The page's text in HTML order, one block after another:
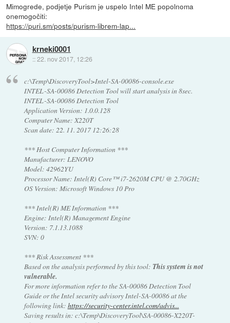
Mimogrede, podjetje Purism je uspelo Intel ME popolnoma
onemogočiti:
https://puri.sm/posts/purism-librem-lap...
krneki0001
::22. nov 2017, 12:26
c:\Temp\DiscoveryTool>Intel-SA-00086-console.exe
INTEL-SA-00086 Detection Tool will start analysis in 8sec.
INTEL-SA-00086 Detection Tool
Application Version: 1.0.0.128
Computer Name: X220T
Scan date: 22. 11. 2017 12:26:28
*** Host Computer Information ***
Manufacturer: LENOVO
Model: 42962YU
Processor Name: Intel(R) Core™ i7-2620M CPU @ 2.70GHz
OS Version: Microsoft Windows 10 Pro
*** Intel(R) ME Information ***
Engine: Intel(R) Management Engine
Version: 7.1.13.1088
SVN: 0
*** Risk Assessment ***
Based on the analysis performed by this tool: This system is not
vulnerable.
For more information refer to the SA-00086 Detection Tool
Guide or the Intel security advisory Intel-SA-00086 at the
following link: https://security-center.intel.com/advis...
Saving results in: c:\Temp\DiscoveryTool\SA-00086-X220T-